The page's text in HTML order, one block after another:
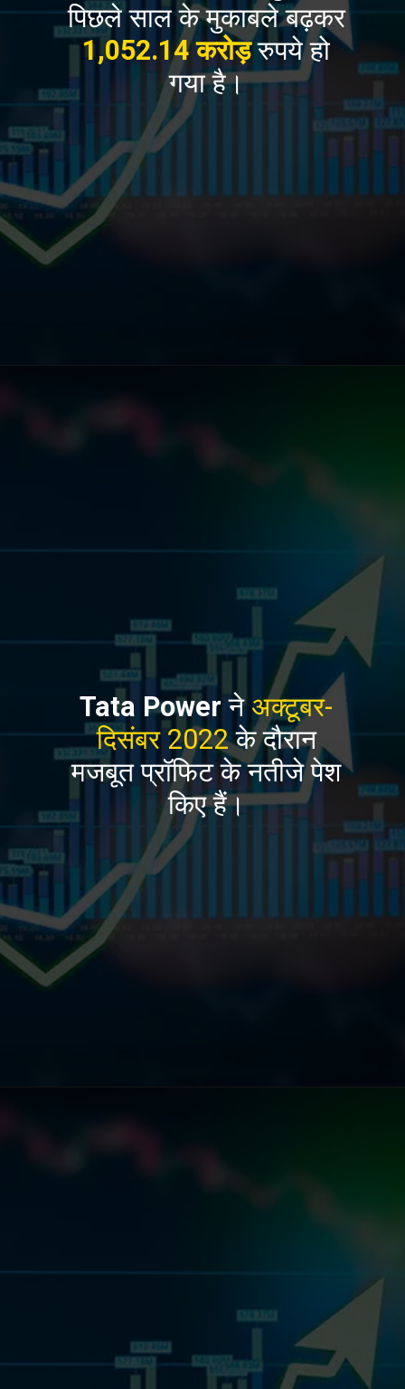
पिछले साल के मुकाबले बढ़कर
1,052.14 करोड़रुपये हो
गया है।
Tata Power नेअक्टूबर-
दिसंबर 2022के दौरान
मजबूत प्रॉफिट के नतीजे पेश
किए हैं।